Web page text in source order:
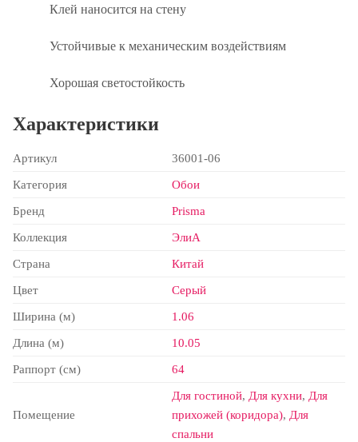
Характеристики
Артикул 36001-06
Категория Обои
Бренд Prisma
Коллекция ЭлиА
Страна Китай
Цвет Серый
Ширина (м) 1.06
Длина (м) 10.05
Раппорт (см) 64
Помещение
Для гостиной, Для кухни, Для
прихожей (коридора), Для
спальни
Клей наносится на стену
Устойчивые к механическим воздействиям
Хорошая светостойкость